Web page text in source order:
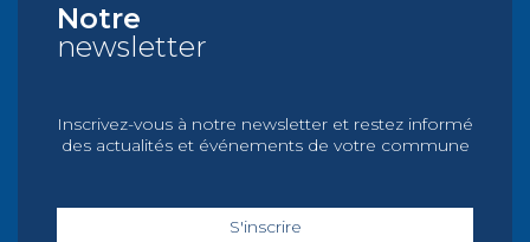
Notre
newsletter
Inscrivez-vous à notre newsletter et restez informé
des actualités et événements de votre commune
S'inscrire